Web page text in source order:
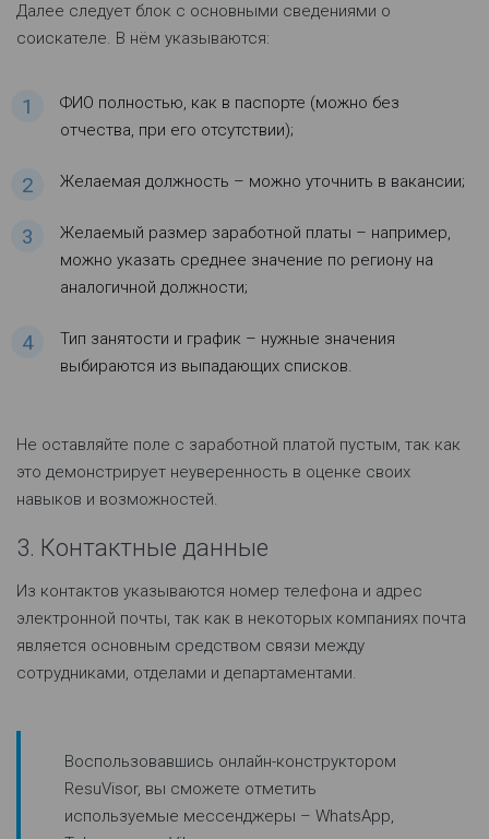
Далее следует блок с основными сведениями о
соискателе. В нём указываются:
ФИО полностью, как в паспорте (можно без
отчества, при его отсутствии);
Желаемая должность – можно уточнить в вакансии;
Желаемый размер заработной платы – например,
можно указать среднее значение по региону на
аналогичной должности;
Тип занятости и график – нужные значения
выбираются из выпадающих списков.
Не оставляйте поле с заработной платой пустым, так как
это демонстрирует неуверенность в оценке своих
навыков и возможностей.
3. Контактные данные
Из контактов указываются номер телефона и адрес
электронной почты, так как в некоторых компаниях почта
является основным средством связи между
сотрудниками, отделами и департаментами.
Воспользовавшись онлайн-конструктором
ResuVisor, вы сможете отметить
используемые мессенджеры – WhatsApp,